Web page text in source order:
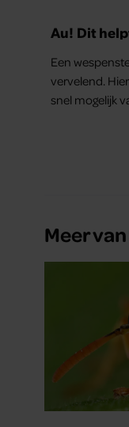
Au! Dit
Een
vervelend.
snel mogelijk
Meer